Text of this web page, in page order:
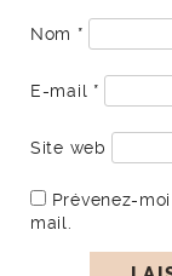
Nom *
E-mail *
Site web
Prévenez-
mail.